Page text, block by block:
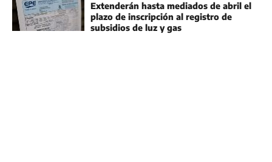
Extenderán hasta mediados de abril el
plazo de inscripción al registro de
subsidios de luz y gas